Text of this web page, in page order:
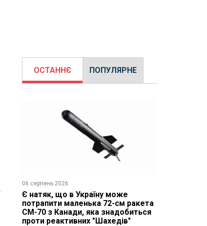
ОСТАННЄ ПОПУЛЯРНЕ
06 серпень 2026
Є натяк, що в Україну може
потрапити маленька 72-см ракета
CM-70 з Канади, яка знадобиться
проти реактивних "Шахедів"